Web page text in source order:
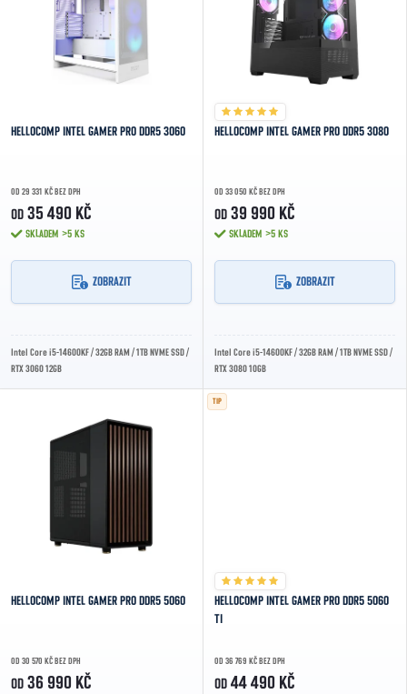
ABECEDNĚ
HELLOCOMP INTEL GAMER PRO DDR5 3060
OD 29 331 KČ BEZ DPH
OD 35 490 KČ
SKLADEM >5 KS
ZOBRAZIT
Intel Core i5-14600KF / 32GB RAM / 1TB NVME SSD /
RTX 3060 12GB
HELLOCOMP INTEL GAMER PRO DDR5 3080
OD 33 050 KČ BEZ DPH
OD 39 990 KČ
SKLADEM >5 KS
ZOBRAZIT
Intel Core i5-14600KF / 32GB RAM / 1TB NVME SSD /
RTX 3080 10GB
HELLOCOMP INTEL GAMER PRO DDR5 5060
OD 30 570 KČ BEZ DPH
OD 36 990 KČ
TIP
HELLOCOMP INTEL GAMER PRO DDR5 5060
TI
OD 36 769 KČ BEZ DPH
OD 44 490 KČ